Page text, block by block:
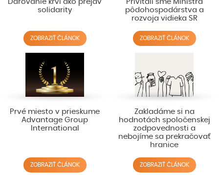
Darovanie krvi ako prejav
solidarity
ZOBRAZIŤ ČLÁNOK
Privítali sme Ministra
pôdohospodárstva a
rozvoja vidieka SR
ZOBRAZIŤ ČLÁNOK
Prvé miesto v prieskume
Advantage Group
International
ZOBRAZIŤ ČLÁNOK
Zakladáme si na
hodnotách spoločenskej
zodpovednosti a
nebojíme sa prekračovať
hranice
ZOBRAZIŤ ČLÁNOK